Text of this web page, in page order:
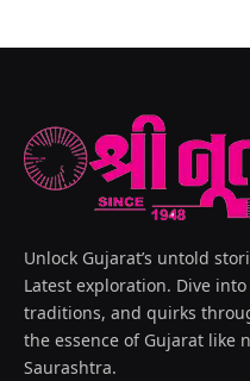
Unlock Gujarat’s untold
Latest exploration. Dive
traditions, and quirks
the essence of Gujarat like
Saurashtra.